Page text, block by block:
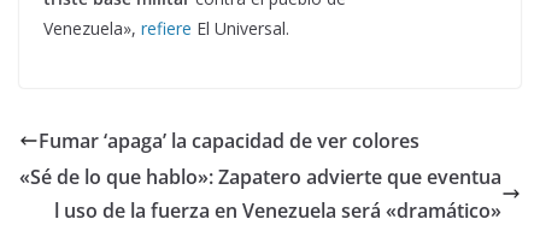
Venezuela», refiere El Universal.
Fumar ‘apaga’ la capacidad de ver colores
«Sé de lo que hablo»: Zapatero advierte que eventua
l uso de la fuerza en Venezuela será «dramático»